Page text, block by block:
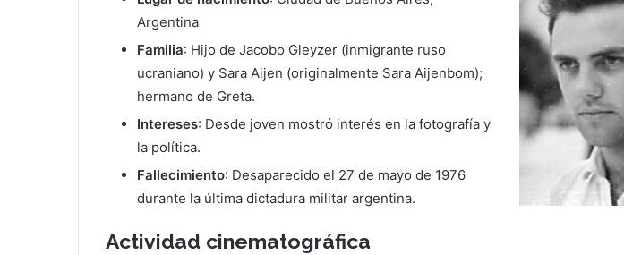
Argentina
Familia: Hijo de Jacobo Gleyzer (inmigrante ruso
ucraniano) y Sara Aijen (originalmente Sara Aijenbom);
hermano de Greta.
Intereses: Desde joven mostró interés en la fotografía y
la política.
Fallecimiento: Desaparecido el 27 de mayo de 1976
durante la última dictadura militar argentina.
Actividad cinematográfica